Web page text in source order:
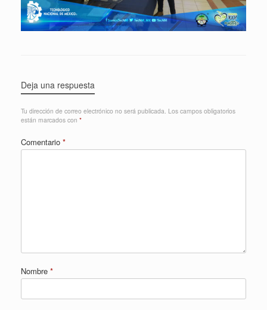
Deja una respuesta
Tu dirección de correo electrónico no será publicada. Los campos obligatorios
están marcados con *
Comentario *
Nombre *